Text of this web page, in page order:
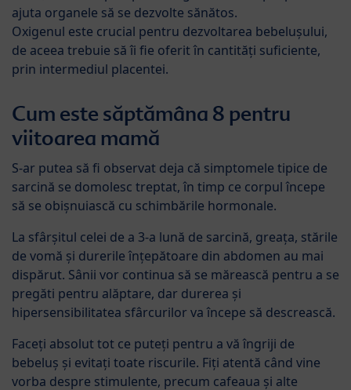
ajuta organele să se dezvolte sănătos.
Oxigenul este crucial pentru dezvoltarea bebelușului,
de aceea trebuie să îi fie oferit în cantități suficiente,
prin intermediul placentei.
Cum este săptămâna 8 pentru
viitoarea mamă
S-ar putea să fi observat deja că simptomele tipice de
sarcină se domolesc treptat, în timp ce corpul începe
să se obișnuiască cu schimbările hormonale.
La sfârșitul celei de a 3-a lună de sarcină, greața, stările
de vomă și durerile înțepătoare din abdomen au mai
dispărut. Sânii vor continua să se mărească pentru a se
pregăti pentru alăptare, dar durerea și
hipersensibilitatea sfârcurilor va începe să descrească.
Faceți absolut tot ce puteți pentru a vă îngriji de
bebeluș și evitați toate riscurile. Fiți atentă când vine
vorba despre stimulente, precum cafeaua și alte